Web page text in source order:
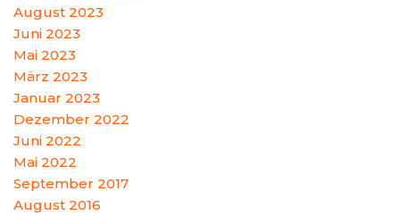
August 2023
Juni 2023
Mai 2023
März 2023
Januar 2023
Dezember 2022
Juni 2022
Mai 2022
September 2017
August 2016